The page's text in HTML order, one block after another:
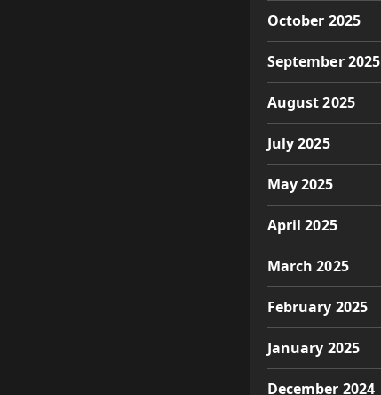
October 2025
September 2025
August 2025
July 2025
May 2025
April 2025
March 2025
February 2025
January 2025
December 2024